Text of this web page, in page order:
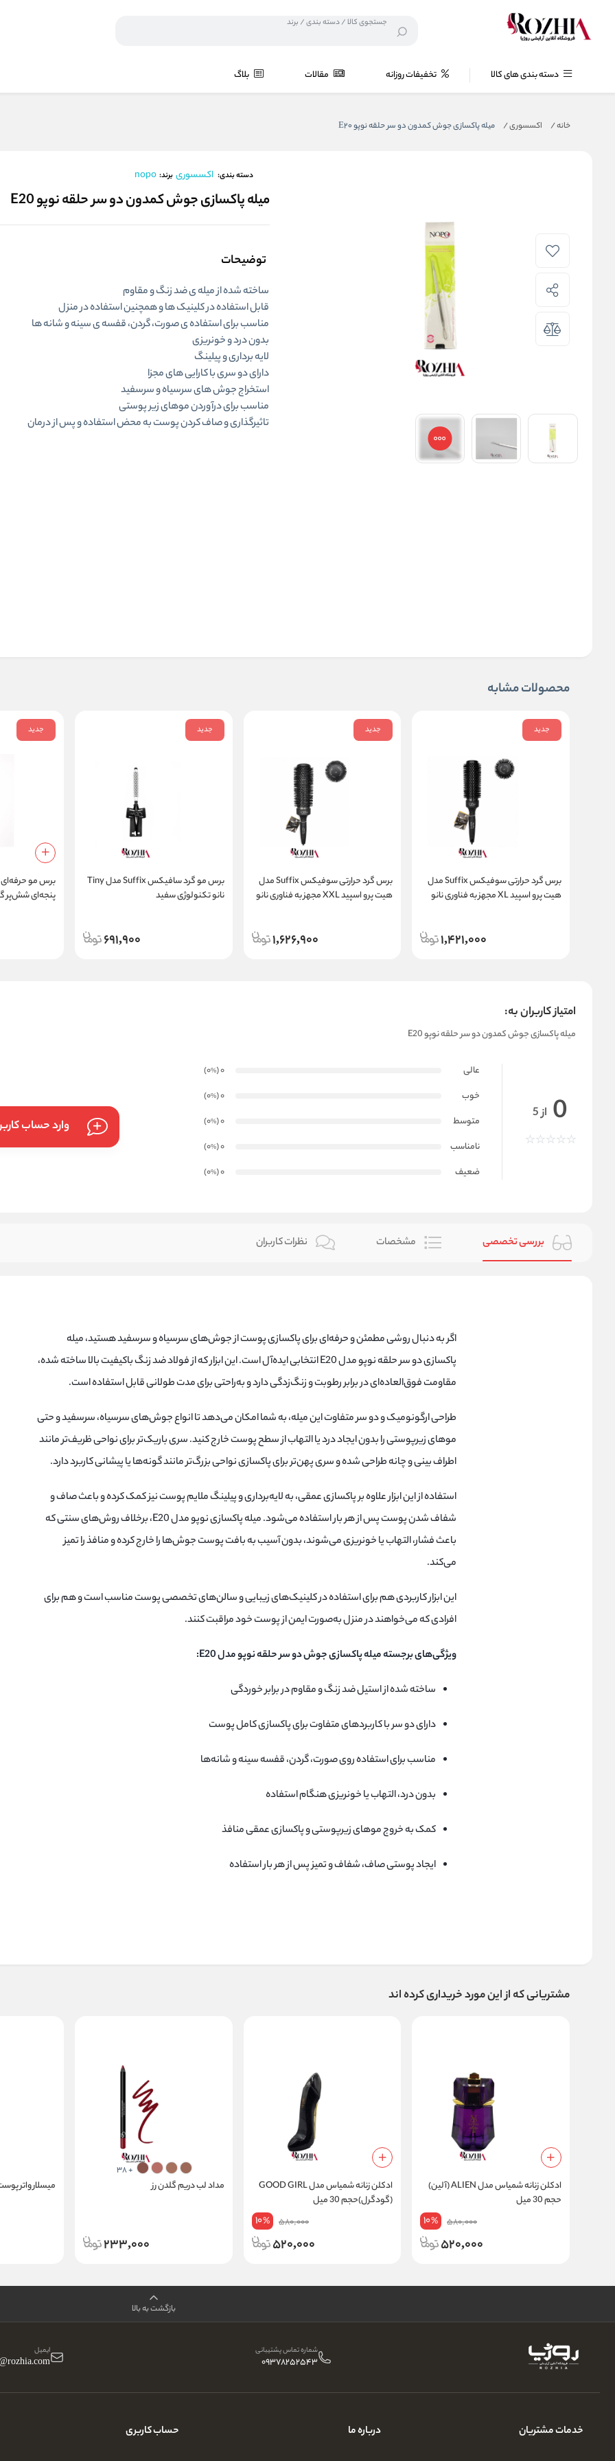
دسته بندی های کالا تخفیفات روزانه مقالات بلاگ
خانه/ اکسسوری/ میله پاکسازی جوش کمدون دو سر حلقه نوپو E20
دسته بندی: اکسسوری برند: nopo
میله پاکسازی جوش کمدون دو سر حلقه نوپو E20
توضیحات
ساخته شده از میله ی ضد زنگ و مقاوم
قابل استفاده در کلینیک ها و همچنین استفاده در منزل
مناسب برای استفاده ی صورت، گردن، قفسه ی سینه و شانه ها
بدون درد و خونریزی
لایه برداری و پیلینگ
دارای دو سری با کارایی های مجزا
استخراج جوش های سرسیاه و سرسفید
مناسب برای درآوردن موهای زیر پوستی
تاثیرگذاری و صاف کردن پوست به محض استفاده و پس از درمان
محصولات مشابه
جدید
برس گرد حرارتی سوفیکس Suffix مدل
هیت پرو اسپید XL مجهز به فناوری نانو
1,421,000
جدید
برس گرد حرارتی سوفیکس Suffix مدل
هیت پرو اسپید XXL مجهز به فناوری نانو
1,626,900
جدید
برس مو گرد سافیکس Suffix مدل Tiny
نانو تکنولوژی سفید
691,900
جدید
پنجه‌ای شش‌پر
امتیاز کاربران به:
میله پاکسازی جوش کمدون دو سر حلقه نوپو E20
0 از 5
عالی 0
(0
%
)
خوب
0
(0
%
)
متوسط
0
(0
%
)
نامناسب
0
(0
%
)
ضعیف
0
(0
%
)
وارد حساب
بررسی تخصصی مشخصات نظرات کاربران
اگر به دنبال روشی مطمئن و حرفه‌ای برای پاکسازی پوست از جوش‌های سرسیاه و سرسفید هستید، میله
پاکسازی دو سر حلقه نوپو مدل E20 انتخابی ایده‌آل است. این ابزار که از فولاد ضد زنگ باکیفیت بالا ساخته شده،
مقاومت فوق‌العاده‌ای در برابر رطوبت و زنگ‌زدگی دارد و به‌راحتی برای مدت طولانی قابل استفاده است.
طراحی ارگونومیک و دو سر متفاوت این میله، به شما امکان می‌دهد تا انواع جوش‌های سرسیاه، سرسفید و حتی
موهای زیرپوستی را بدون ایجاد درد یا التهاب از سطح پوست خارج کنید. سری باریک‌تر برای نواحی ظریف‌تر مانند
اطراف بینی و چانه طراحی شده و سری پهن‌تر برای پاکسازی نواحی بزرگ‌تر مانند گونه‌ها یا پیشانی کاربرد دارد.
استفاده از این ابزار علاوه بر پاکسازی عمقی، به لایه‌برداری و پیلینگ ملایم پوست نیز کمک کرده و باعث صاف و
شفاف شدن پوست پس از هر بار استفاده می‌شود. میله پاکسازی نوپو مدل E20، برخلاف روش‌های سنتی که
باعث فشار، التهاب یا خونریزی می‌شوند، بدون آسیب به بافت پوست جوش‌ها را خارج کرده و منافذ را تمیز
می‌کند.
این ابزار کاربردی هم برای استفاده در کلینیک‌های زیبایی و سالن‌های تخصصی پوست مناسب است و هم برای
افرادی که می‌خواهند در منزل به‌صورت ایمن از پوست خود مراقبت کنند.
ویژگی‌های برجسته میله پاکسازی جوش دو سر حلقه نوپو مدل E20:
ساخته شده از استیل ضد زنگ و مقاوم در برابر خوردگی
دارای دو سر با کاربردهای متفاوت برای پاکسازی کامل پوست
مناسب برای استفاده روی صورت، گردن، قفسه سینه و شانه‌ها
بدون درد، التهاب یا خونریزی هنگام استفاده
کمک به خروج موهای زیرپوستی و پاکسازی عمقی منافذ
ایجاد پوستی صاف، شفاف و تمیز پس از هر بار استفاده
مشتریانی که از این مورد خریداری کرده اند
ادکلن زنانه شمیاس مدل ALIEN (آلین)
حجم 30 میل
580,000
10%
520,000
ادکلن زنانه شمیاس مدل GOOD GIRL
(گودگرل)حجم 30 میل
580,000
10%
520,000
+ 38
مداد لب دریم گلدن رز
233,000
میسلار واتر
بازگشت به بالا
شماره تماس پشتیبانی
09378252543
ایمیل
خدمات مشتریان درباره ما حساب کاربری